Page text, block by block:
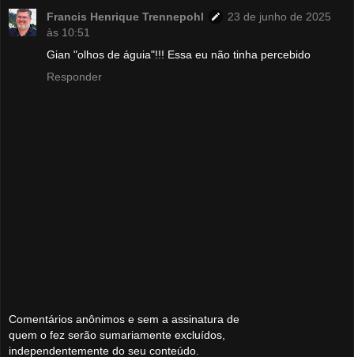
Francis Henrique Trennepohl
23 de junho de 2025
às 10:51
Gian "olhos de águia"!!! Essa eu não tinha percebido
Responder
Comentários anônimos e sem a assinatura de
quem o fez serão sumariamente excluídos,
independentemente do seu conteúdo.